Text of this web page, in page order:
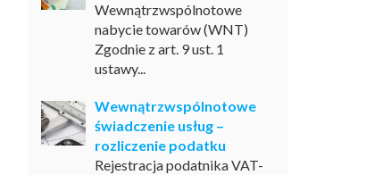
Wewnątrzwspólnotowe
nabycie towarów (WNT)
Zgodnie z art. 9 ust. 1
ustawy...
Wewnątrzwspólnotowe
świadczenie usług –
rozliczenie podatku
Rejestracja podatnika VAT-